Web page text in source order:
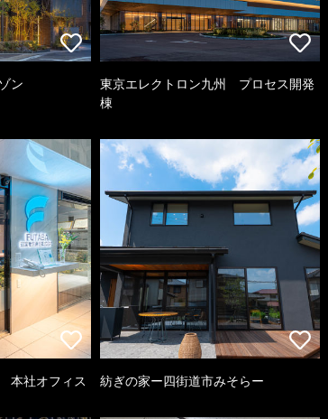
ン
東京エレクトロン九州 プロセス開発
棟
本社オフィス 紡ぎの家ー四街道市みそらー